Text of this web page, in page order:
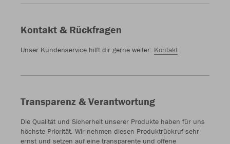
Kontakt & Rückfragen
Unser Kundenservice hilft dir gerne weiter: Kontakt
Transparenz & Verantwortung
Die Qualität und Sicherheit unserer Produkte haben für uns
höchste Priorität. Wir nehmen diesen Produktrückruf sehr
ernst und setzen auf eine transparente und offene